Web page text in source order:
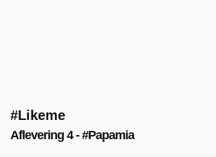
#Likeme
Aflevering 4 - #Papamia